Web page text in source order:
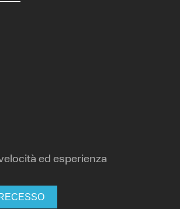
ed esperienza